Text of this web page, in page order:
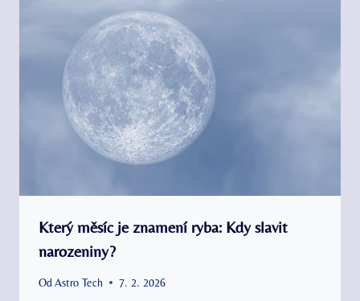
Který měsíc je znamení ryba: Kdy slavit
narozeniny?
Od Astro Tech 7. 2. 2026